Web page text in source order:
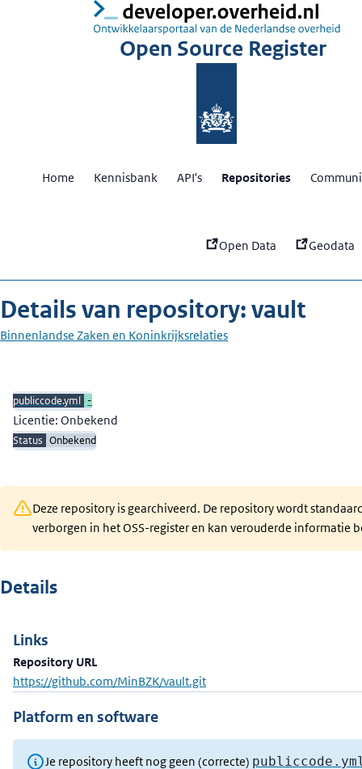
Open Source Register:
Home Kennisbank API's Repositories
Open Data Geodata
Details van repository: vault
Binnenlandse Zaken en Koninkrijksrelaties
publiccode.yml -
Licentie: Onbekend
Status Onbekend
Deze repository is gearchiveerd. De repository wordt
verborgen in het OSS-register en kan verouderde informatie
Details
Links
Repository URL
https://github.com/MinBZK/vault.git
Platform en software
Je repository heeft nog geen (correcte)